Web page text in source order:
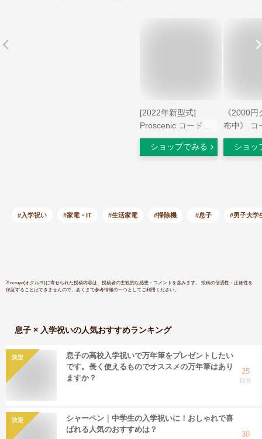
[2022年新型式]
Proscenic コードレ
ス掃除機 P8MAX
23000Pa超強力吸引
ーナー 多重濾過 壁
ショップでみる
《2000
布中》 コ
除機 SY-
ッド付モ
レゼント
ショッ
#入学祝い #家電・IT #生活家電 #掃除機 #息子 #男子大学
※ocruyo(オクルヨ)に寄せられた投稿内容は、投稿者の主観的な感想・コメントを含みます。 投稿の信憑性・正確性を
保証することはできませんので、あくまで参考情報の一つとしてご利用ください。
息子 × 入学祝いの人気おすすめランキング
決定
息子の高校入学祝いで万年筆をプレゼントしたい
です。長く使えるものでオススメの万年筆はあり
ますか？
25
回答
決定
シャーペン｜中学生の入学祝いに！おしゃれで喜
ばれる人気のおすすめは？
30